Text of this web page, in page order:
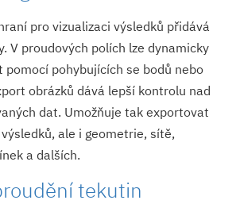
pro vizualizaci výsledků přidává
V proudových polích lze dynamicky
pomocí pohybujících se bodů nebo
obrázků dává lepší kontrolu nad
dat. Umožňuje tak exportovat
ale i geometrie, sítě,
a dalších.
tekutin